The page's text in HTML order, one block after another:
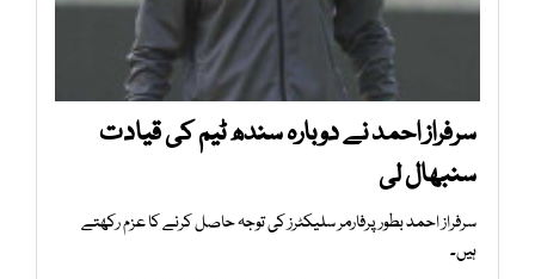
سرفراز احمد نے دوبارہ سندھ ٹیم کی قیادت
سنبھال لی
سرفراز احمد بطور پرفارمر سلیکٹرز کی توجہ حاصل کرنے کا عزم رکھتے
ہیں۔